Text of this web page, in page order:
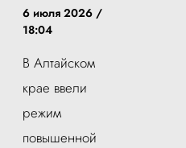
6 июля 2026 /
18:04
В Алтайском
крае ввели
режим
повышенной